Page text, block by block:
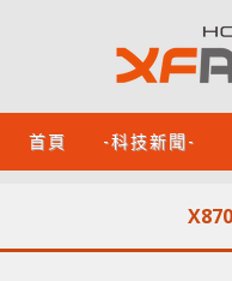
首頁 -科技新聞-